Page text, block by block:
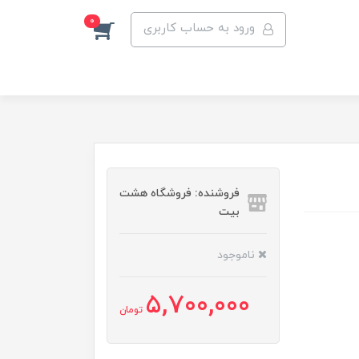
ورود به حساب کاربری 0
فروشنده: فروشگاه هشت
بیت
ناموجود
5,700,000 تومان